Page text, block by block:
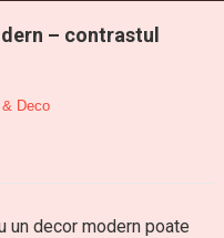
– contrastul
& Deco
un decor modern poate